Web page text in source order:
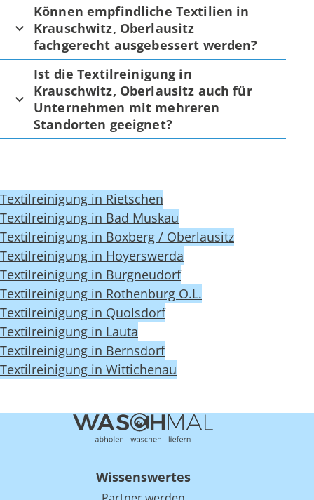
Können empfindliche Textilien in
Krauschwitz, Oberlausitz
fachgerecht ausgebessert werden?
Ist die Textilreinigung in
Krauschwitz, Oberlausitz auch für
Unternehmen mit mehreren
Standorten geeignet?
Textilreinigung in Rietschen
Textilreinigung in Bad Muskau
Textilreinigung in Boxberg / Oberlausitz
Textilreinigung in Hoyerswerda
Textilreinigung in Burgneudorf
Textilreinigung in Rothenburg O.L.
Textilreinigung in Quolsdorf
Textilreinigung in Lauta
Textilreinigung in Bernsdorf
Textilreinigung in Wittichenau
Wissenswertes